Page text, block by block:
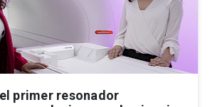
primer resonador